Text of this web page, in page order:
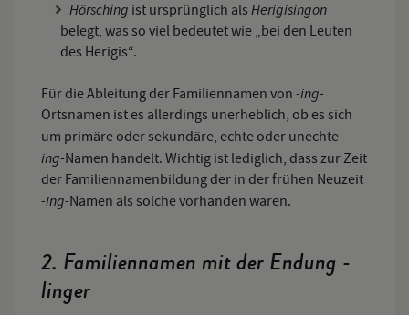
Hörsching ist ursprünglich als Herigisingon
belegt, was so viel bedeutet wie „bei den Leuten
des Herigis“.
Für die Ableitung der Familiennamen von -ing-
Ortsnamen ist es allerdings unerheblich, ob es sich
um primäre oder sekundäre, echte oder unechte-
ing-Namen handelt. Wichtig ist lediglich, dass zur Zeit
der Familiennamenbildung der in der frühen Neuzeit
-ing-Namen als solche vorhanden waren.
2. Familiennamen mit der Endung -
linger